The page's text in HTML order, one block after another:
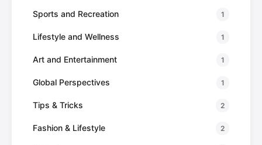
Sports and Recreation 1
Lifestyle and Wellness 1
Art and Entertainment 1
Global Perspectives 1
Tips & Tricks 2
Fashion & Lifestyle 2